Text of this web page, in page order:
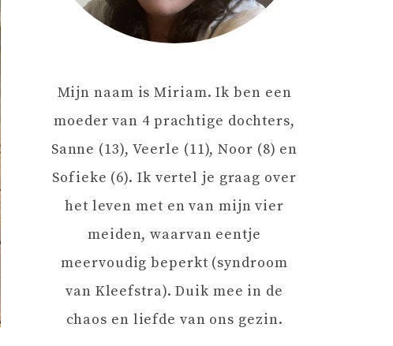
Mijn naam is Miriam. Ik ben een
moeder van 4 prachtige dochters,
Sanne (13), Veerle (11), Noor (8) en
Sofieke (6). Ik vertel je graag over
het leven met en van mijn vier
meiden, waarvan eentje
meervoudig beperkt (syndroom
van Kleefstra). Duik mee in de
chaos en liefde van ons gezin.